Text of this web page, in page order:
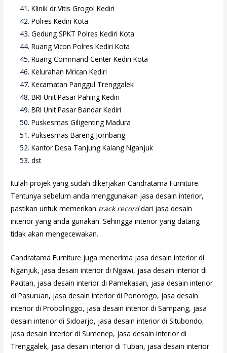
Klinik dr.Vitis Grogol Kediri
Polres Kediri Kota
Gedung SPKT Polres Kediri Kota
Ruang Vicon Polres Kediri Kota
Ruang Command Center Kediri Kota
Kelurahan Mrican Kediri
Kecamatan Panggul Trenggalek
BRI Unit Pasar Pahing Kediri
BRI Unit Pasar Bandar Kediri
Puskesmas Giligenting Madura
Puksesmas Bareng Jombang
Kantor Desa Tanjung Kalang Nganjuk
dst
Itulah projek yang sudah dikerjakan Candratama Furniture.
Tentunya sebelum anda menggunakan jasa desain interior,
pastikan untuk memerikan track recorddari jasa desain
interior yang anda gunakan. Sehingga interior yang datang
tidak akan mengecewakan.
Candratama Furniture juga menerima jasa desain interior di
Nganjuk, jasa desain interior di Ngawi, jasa desain interior di
Pacitan, jasa desain interior di Pamekasan, jasa desain interior
di Pasuruan, jasa desain interior di Ponorogo, jasa desain
interior di Probolinggo, jasa desain interior di Sampang, jasa
desain interior di Sidoarjo, jasa desain interior di Situbondo,
jasa desain interior di Sumenep, jasa desain interior di
Trenggalek, jasa desain interior di Tuban, jasa desain interior